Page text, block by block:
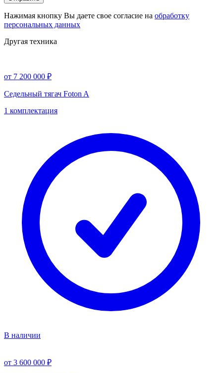
Нажимая кнопку Вы даете свое согласие на обработку
персональных данных
Другая техника
от 7 200 000 ₽
Седельный тягач Foton A
1 комплектация
В наличии
от 3 600 000 ₽